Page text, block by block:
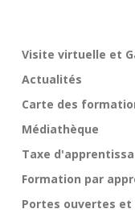
Visite virtuelle et
Actualités
Carte des
Médiathèque
Taxe
Formation par
Portes ouvertes